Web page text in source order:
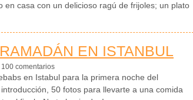
en casa con un delicioso ragú de frijoles; un plato
EN ISTANBUL
100 comentarios
en Istabul para la primera noche del
50 fotos para llevarte a una comida